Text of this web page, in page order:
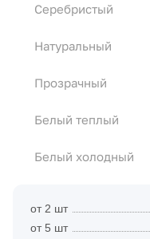
Серебристый
Натуральный
Прозрачный
Белый теплый
Белый холодный
от 2 шт
от 5 шт